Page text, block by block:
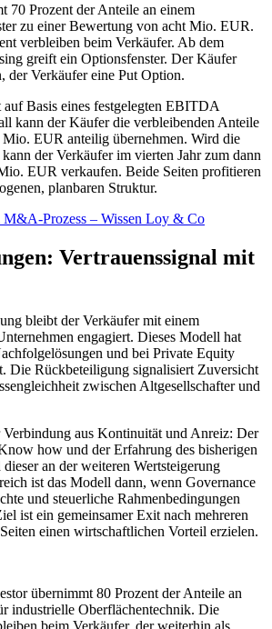
70 Prozent der Anteile an einem
zu einer Bewertung von acht Mio. EUR.
verbleiben beim Verkäufer. Ab dem
greift ein Optionsfenster. Der Käufer
der Verkäufer eine Put Option.
Basis eines festgelegten EBITDA
kann der Käufer die verbleibenden Anteile
EUR anteilig übernehmen. Wird die
der Verkäufer im vierten Jahr zum dann
EUR verkaufen. Beide Seiten profitieren
planbaren Struktur.
Vertrauenssignal mit
bleibt der Verkäufer mit einem
engagiert. Dieses Modell hat
und bei Private Equity
Die Rückbeteiligung signalisiert Zuversicht
zwischen Altgesellschafter und
aus Kontinuität und Anreiz: Der
how und der Erfahrung des bisherigen
an der weiteren Wertsteigerung
ist das Modell dann, wenn Governance
und steuerliche Rahmenbedingungen
ist ein gemeinsamer Exit nach mehreren
einen wirtschaftlichen Vorteil erzielen.
übernimmt 80 Prozent der Anteile an
industrielle Oberflächentechnik. Die
beim Verkäufer, der weiterhin als